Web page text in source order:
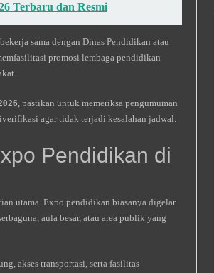
Terbaru dan Resmi
sama dengan Dinas Pendidikan atau
promosi lembaga pendidikan
, pastikan untuk memeriksa pengumuman
agar tidak terjadi kesalahan jadwal.
Pendidikan di
utama. Expo pendidikan biasanya digelar
aula besar, atau area publik yang
akses transportasi, serta fasilitas